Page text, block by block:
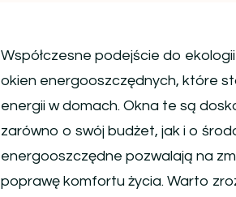
Współczesne podejście do
okien energooszczędnych, które
energii w domach. Okna te są
zarówno o swój budżet, jak i o
energooszczędne pozwalają na
poprawę komfortu życia. Warto